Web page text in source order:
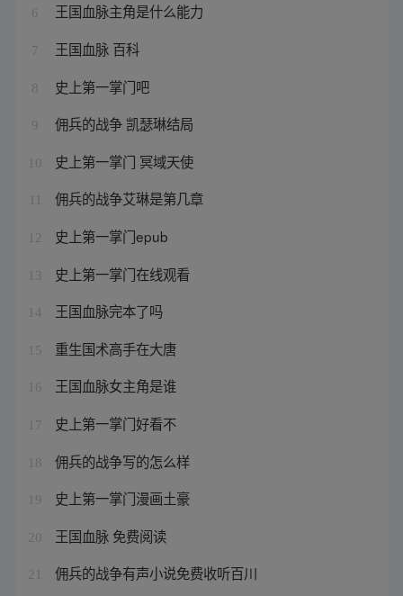
6 王国血脉主角是什么能力
7 王国血脉 百科
8 史上第一掌门吧
9 佣兵的战争 凯瑟琳结局
10 史上第一掌门 冥域天使
佣兵的战争艾琳是第几章
12 史上第一掌门epub
13 史上第一掌门在线观看
14 王国血脉完本了吗
15 重生国术高手在大唐
16 王国血脉女主角是谁
17 史上第一掌门好看不
18 佣兵的战争写的怎么样
19 史上第一掌门漫画土豪
20 王国血脉 免费阅读
21 佣兵的战争有声小说免费收听百川